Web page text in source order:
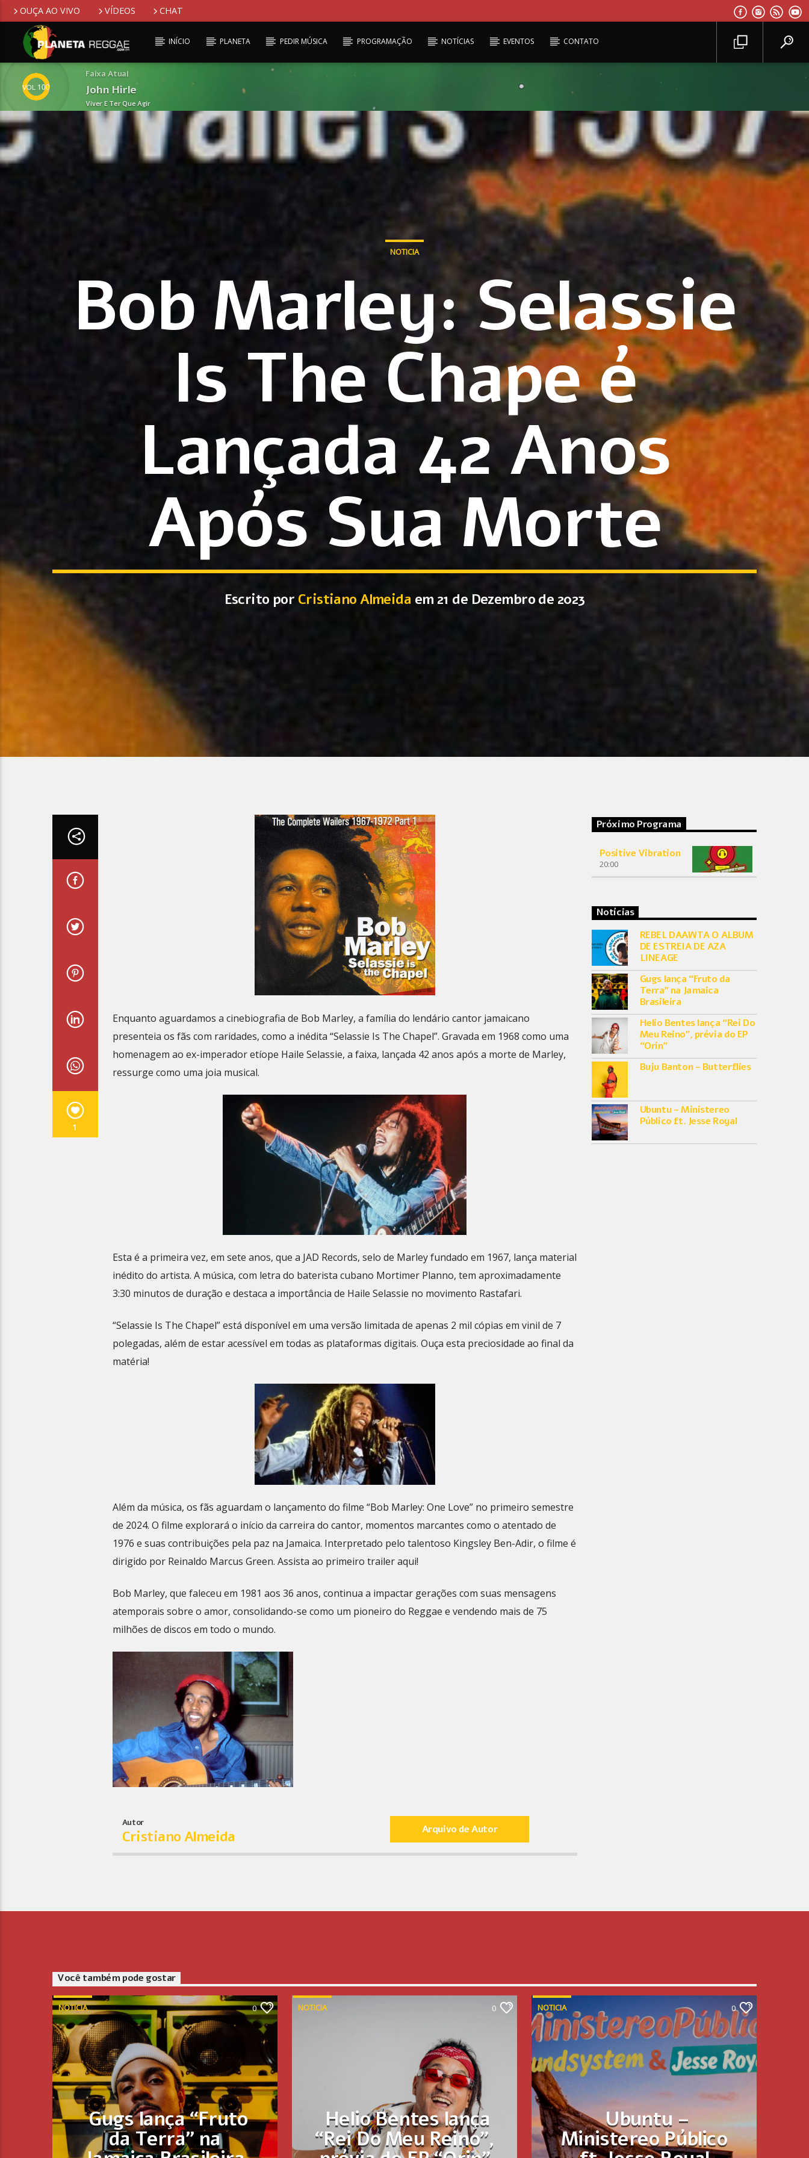
OUÇA AO VIVO VÍDEOS CHAT
INÍCIO PLANETA PEDIR MÚSICA PROGRAMAÇÃO NOTÍCIAS EVENTOS CONTATO
100
Faixa Atual
John Hirle
Viver E Ter Que Agir
NOTICIA
Bob Marley: Selassie
Is The Chape é
Lançada 42 Anos
Após Sua Morte
Escrito por Cristiano Almeida em 21 de Dezembro de 2023
1
Enquanto aguardamos a cinebiografia de Bob Marley, a família do lendário cantor jamaicano
presenteia os fãs com raridades, como a inédita “Selassie Is The Chapel”. Gravada em 1968 como uma
homenagem ao ex-imperador etíope Haile Selassie, a faixa, lançada 42 anos após a morte de Marley,
ressurge como uma joia musical.
Esta é a primeira vez, em sete anos, que a JAD Records, selo de Marley fundado em 1967, lança material
inédito do artista. A música, com letra do baterista cubano Mortimer Planno, tem aproximadamente
3:30 minutos de duração e destaca a importância de Haile Selassie no movimento Rastafari.
“Selassie Is The Chapel” está disponível em uma versão limitada de apenas 2 mil cópias em vinil de 7
polegadas, além de estar acessível em todas as plataformas digitais. Ouça esta preciosidade ao final da
matéria!
Além da música, os fãs aguardam o lançamento do filme “Bob Marley: One Love” no primeiro semestre
de 2024. O filme explorará o início da carreira do cantor, momentos marcantes como o atentado de
1976 e suas contribuições pela paz na Jamaica. Interpretado pelo talentoso Kingsley Ben-Adir, o filme é
dirigido por Reinaldo Marcus Green. Assista ao primeiro trailer aqui!
Bob Marley, que faleceu em 1981 aos 36 anos, continua a impactar gerações com suas mensagens
atemporais sobre o amor, consolidando-se como um pioneiro do Reggae e vendendo mais de 75
milhões de discos em todo o mundo.
Autor
Cristiano Almeida Arquivo de Autor
Próximo Programa
Positive Vibration
20:00
Notícias
REBEL DAAWTA O ALBUM
DE ESTREIA DE AZA
LINEAGE
Gugs lança “Fruto da
Terra” na Jamaica
Brasileira
Helio Bentes lança “Rei Do
Meu Reino”, prévia do EP
“Orin”
Buju Banton – Butterflies
Ubuntu – Ministereo
Público ft. Jesse Royal
Você também pode gostar
NOTICIA 0
Gugs lança “Fruto
da Terra” na
NOTICIA 0
Helio Bentes lança
“Rei Do Meu Reino”,
NOTICIA 0
Ubuntu –
Ministereo Público